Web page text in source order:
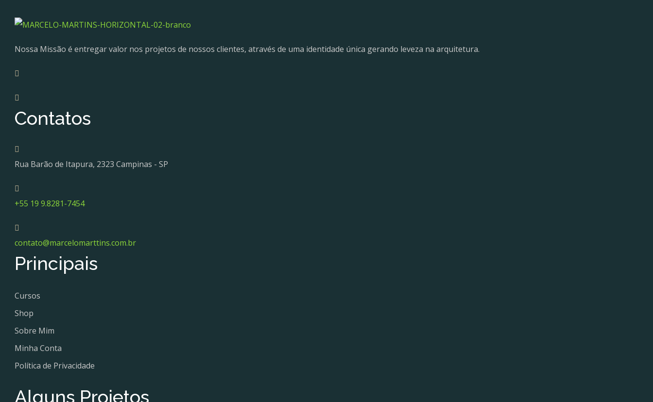
Nossa Missão é entregar valor nos projetos de nossos clientes, através de uma identidade única gerando leveza na arquitetura.
Contatos
Rua Barão de Itapura, 2323 Campinas - SP
+55 19 9.8281-7454
contato@marcelomarttins.com.br
Principais
Cursos
Shop
Sobre Mim
Minha Conta
Política de Privacidade
Alguns Projetos